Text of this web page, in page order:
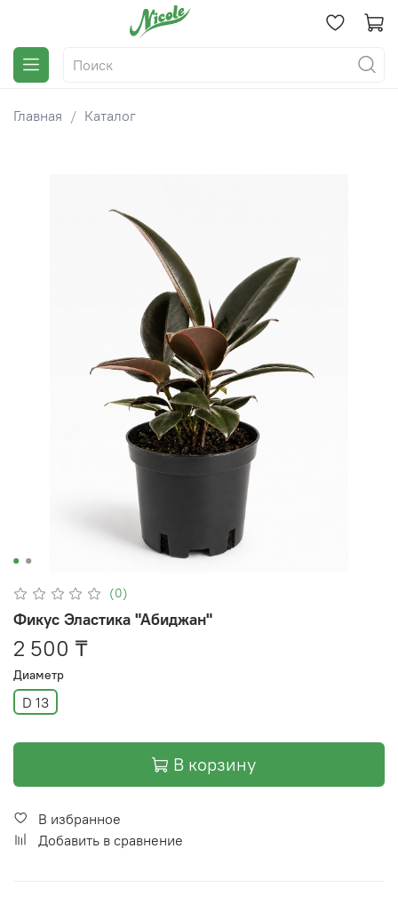
Главная Каталог
(0)
Фикус Эластика "Абиджан"
2 500 ₸
Диаметр
D 13
В корзину
В избранное
Добавить в сравнение